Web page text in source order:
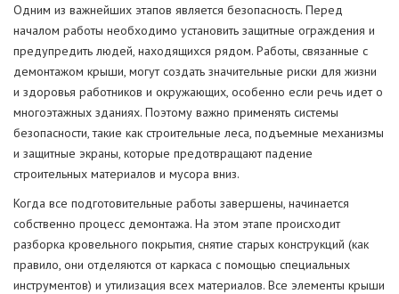
Одним из важнейших этапов является безопасность. Перед
началом работы необходимо установить защитные ограждения и
предупредить людей, находящихся рядом. Работы, связанные с
демонтажом крыши, могут создать значительные риски для жизни
и здоровья работников и окружающих, особенно если речь идет о
многоэтажных зданиях. Поэтому важно применять системы
безопасности, такие как строительные леса, подъемные механизмы
и защитные экраны, которые предотвращают падение
строительных материалов и мусора вниз.
Когда все подготовительные работы завершены, начинается
собственно процесс демонтажа. На этом этапе происходит
разборка кровельного покрытия, снятие старых конструкций (как
правило, они отделяются от каркаса с помощью специальных
инструментов) и утилизация всех материалов. Все элементы крыши